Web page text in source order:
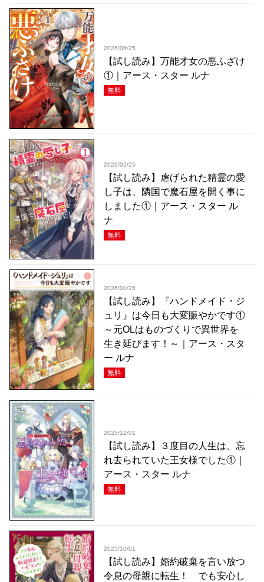
2026/06/25
【試し読み】万能才女の悪ふざけ
①｜アース・スター ルナ
無料
2026/02/25
【試し読み】虐げられた精霊の愛
し子は、隣国で魔石屋を開く事に
しました①｜アース・スター ル
ナ
無料
2026/01/26
【試し読み】『ハンドメイド・ジ
ュリ』は今日も大変賑やかです①
～元OLはものづくりで異世界を
生き延びます！～｜アース・スタ
ー ルナ
無料
2025/12/01
【試し読み】３度目の人生は、忘
れ去られていた王女様でした①｜
アース・スター ルナ
無料
2025/10/01
【試し読み】婚約破棄を言い放つ
令息の母親に転生！ でも安心し